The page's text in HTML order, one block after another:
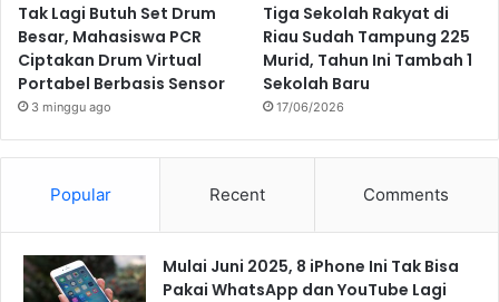
Tak Lagi Butuh Set Drum
Besar, Mahasiswa PCR
Ciptakan Drum Virtual
Portabel Berbasis Sensor
3 minggu ago
Tiga Sekolah Rakyat di
Riau Sudah Tampung 225
Murid, Tahun Ini Tambah 1
Sekolah Baru
17/06/2026
Popular Recent Comments
Mulai Juni 2025, 8 iPhone Ini Tak Bisa
Pakai WhatsApp dan YouTube Lagi